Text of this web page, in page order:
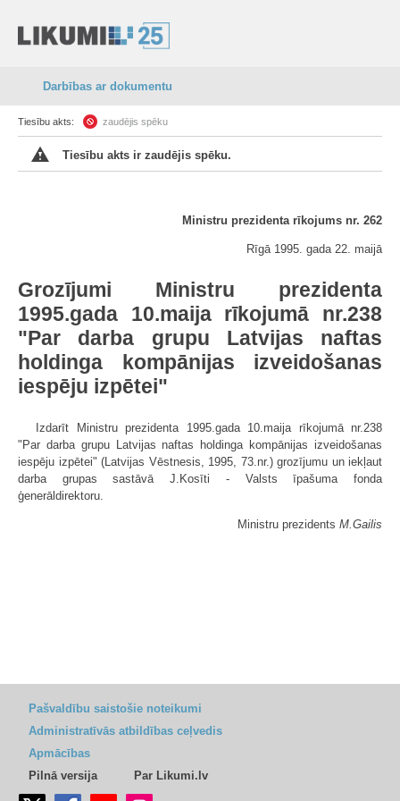
Darbības ar dokumentu
Tiesību akts: zaudējis spēku
Tiesību akts ir zaudējis spēku.
Ministru prezidenta rīkojums nr. 262
Rīgā 1995. gada 22. maijā
Grozījumi Ministru prezidenta
1995.gada 10.maija rīkojumā nr.238
"Par darba grupu Latvijas naftas
holdinga kompānijas izveidošanas
iespēju izpētei"
Izdarīt Ministru prezidenta 1995.gada 10.maija rīkojumā nr.238
"Par darba grupu Latvijas naftas holdinga kompānijas izveidošanas
iespēju izpētei" (Latvijas Vēstnesis, 1995, 73.nr.) grozījumu un iekļaut
darba grupas sastāvā J.Kosīti - Valsts īpašuma fonda
ģenerāldirektoru.
Ministru prezidents M.Gailis
Pašvaldību saistošie noteikumi
Administratīvās atbildības ceļvedis
Apmācības
Pilnā versija
Par Likumi.lv